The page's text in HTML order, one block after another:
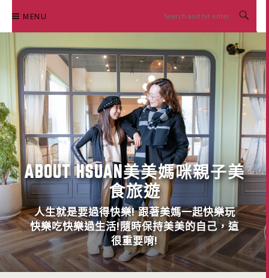
content
MENU
ABOUT HSUAN美美媽咪親子美
食旅遊
人生就是要過得快樂! 跟著美媽一起快樂玩
快樂吃快樂過生活!隨時保持美美的自己，這
很重要唷!